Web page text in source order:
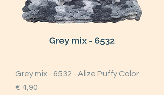
Grey mix - 6532 - Alize Puffy Color
Prijs
€ 4,90